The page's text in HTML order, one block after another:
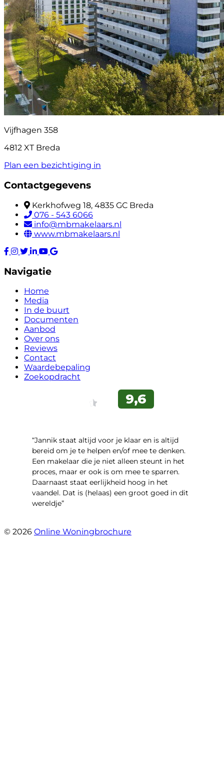
Vijfhagen 358
4812 XT Breda
Plan een bezichtiging in
Contactgegevens
Kerkhofweg 18, 4835 GC Breda
076 - 543 6066
info@mbmakelaars.nl
www.mbmakelaars.nl
Navigatie
Home
Media
In de buurt
Documenten
Aanbod
Over ons
Reviews
Contact
Waardebepaling
Zoekopdracht
“Jannik staat altijd voor je klaar en is altijd
bereid om je te helpen en/of mee te denken.
Een makelaar die je niet alleen steunt in het
proces, maar er ook is om mee te sparren.
Daarnaast staat eerlijkheid hoog in het
vaandel. Dat is (helaas) een groot goed in dit
wereldje”
© 2026 Online Woningbrochure